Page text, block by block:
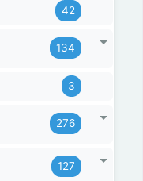
42
134
3
276
127